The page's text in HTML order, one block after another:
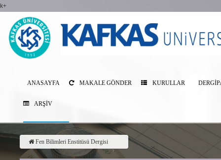
k+
ANASAYFA MAKALE GÖNDER KURULLAR
ARŞIV
Fen Bilimleri Enstitüsü Dergisi